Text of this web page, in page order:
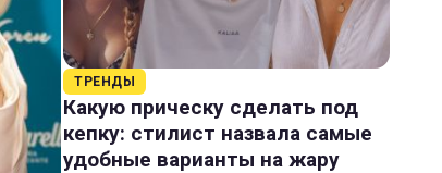
ТРЕНДЫ
Какую прическу сделать под
кепку: стилист назвала самые
удобные варианты на жару